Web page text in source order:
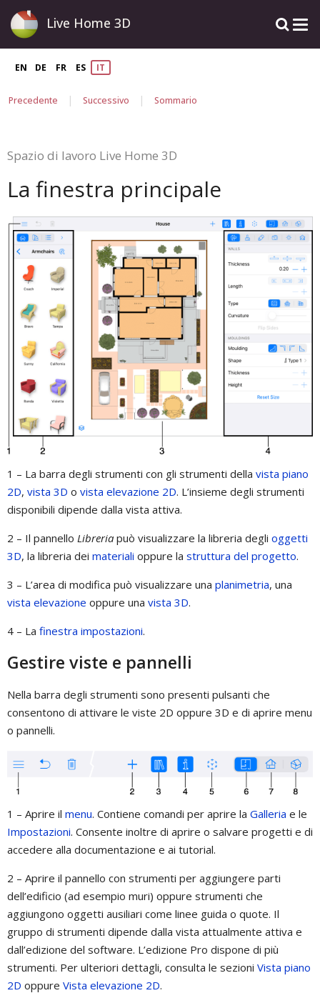
Live Home 3D
EN DE FR ES IT
Precedente | Successivo | Sommario
Spazio di lavoro Live Home 3D
La finestra principale
1 – La barra degli strumenti con gli strumenti della vista piano
2D, vista 3D o vista elevazione 2D. L’insieme degli strumenti
disponibili dipende dalla vista attiva.
2 – Il pannello Libreria può visualizzare la libreria degli oggetti
3D, la libreria dei materiali oppure la struttura del progetto.
3 – L’area di modifica può visualizzare una planimetria, una
vista elevazione oppure una vista 3D.
4 – La finestra impostazioni.
Gestire viste e pannelli
Nella barra degli strumenti sono presenti pulsanti che
consentono di attivare le viste 2D oppure 3D e di aprire menu
o pannelli.
1 – Aprire il menu. Contiene comandi per aprire la Galleria e le
Impostazioni. Consente inoltre di aprire o salvare progetti e di
accedere alla documentazione e ai tutorial.
2 – Aprire il pannello con strumenti per aggiungere parti
dell’edificio (ad esempio muri) oppure strumenti che
aggiungono oggetti ausiliari come linee guida o quote. Il
gruppo di strumenti dipende dalla vista attualmente attiva e
dall’edizione del software. L’edizione Pro dispone di più
strumenti. Per ulteriori dettagli, consulta le sezioni Vista piano
2D oppure Vista elevazione 2D.